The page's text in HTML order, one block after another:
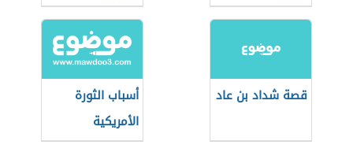
قصة شداد بن عاد
أسباب الثورة
الأمريكية